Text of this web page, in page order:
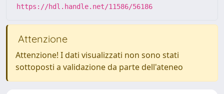
https://hdl.handle.net/11586/56186
Attenzione
Attenzione! I dati visualizzati non sono stati
sottoposti a validazione da parte dell'ateneo